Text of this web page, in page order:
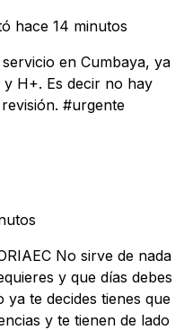
hace 14 minutos
en Cumbaya, ya
H+. Es decir no hay
#urgente
No sirve de nada
y que días debes
te decides tienes que
y te tienen de lado